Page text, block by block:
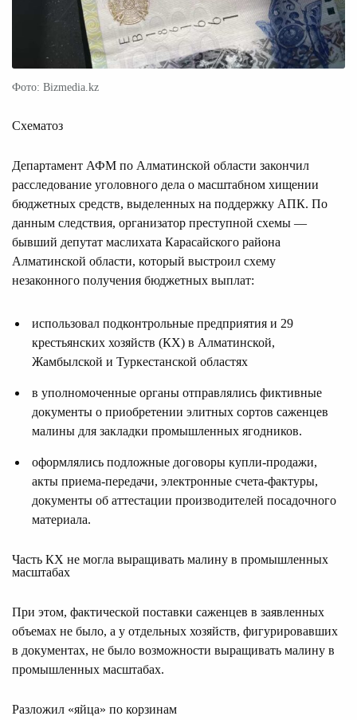
Фото: Bizmedia.kz
Схематоз
Департамент АФМ по Алматинской области закончил
расследование уголовного дела о масштабном хищении
бюджетных средств, выделенных на поддержку АПК. По
данным следствия, организатор преступной схемы —
бывший депутат маслихата Карасайского района
Алматинской области, который выстроил схему
незаконного получения бюджетных выплат:
использовал подконтрольные предприятия и 29
крестьянских хозяйств (КХ) в Алматинской,
Жамбылской и Туркестанской областях
в уполномоченные органы отправлялись фиктивные
документы о приобретении элитных сортов саженцев
малины для закладки промышленных ягодников.
оформлялись подложные договоры купли-продажи,
акты приема-передачи, электронные счета-фактуры,
документы об аттестации производителей посадочного
материала.
Часть КХ не могла выращивать малину в промышленных
масштабах
При этом, фактической поставки саженцев в заявленных
объемах не было, а у отдельных хозяйств, фигурировавших
в документах, не было возможности выращивать малину в
промышленных масштабах.
Разложил «яйца» по корзинам